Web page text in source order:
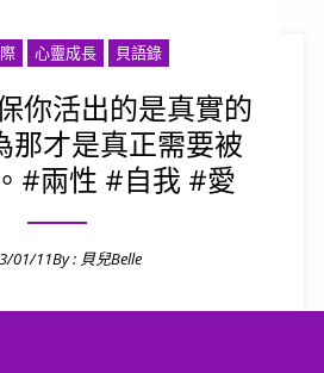
心靈成長 貝語錄
你活出的是真實的
那才是真正需要被
#兩性 #自我 #愛
01/11By : 貝兒Belle